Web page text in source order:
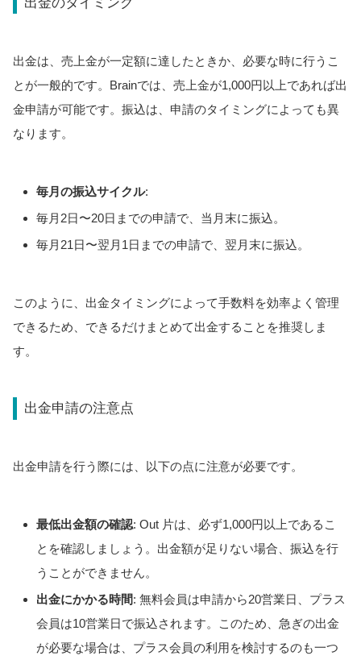
出金は、売上金が一定額に達したときか、必要な時に行うこ
とが一般的です。Brainでは、売上金が1,000円以上であれば出
金申請が可能です。振込は、申請のタイミングによっても異
なります。
毎月の振込サイクル:
毎月2日〜20日までの申請で、当月末に振込。
毎月21日〜翌月1日までの申請で、翌月末に振込。
このように、出金タイミングによって手数料を効率よく管理
できるため、できるだけまとめて出金することを推奨しま
す。
出金申請の注意点
出金申請を行う際には、以下の点に注意が必要です。
最低出金額の確認: Out 片は、必ず1,000円以上であるこ
とを確認しましょう。出金額が足りない場合、振込を行
うことができません。
出金にかかる時間: 無料会員は申請から20営業日、プラス
会員は10営業日で振込されます。このため、急ぎの出金
が必要な場合は、プラス会員の利用を検討するのも一つ